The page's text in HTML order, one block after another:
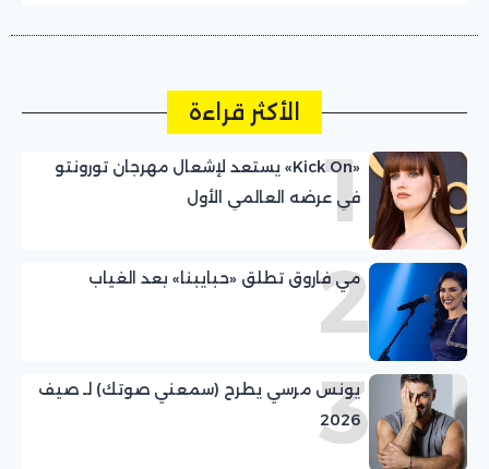
الأكثر قراءة
1
«Kick On» يستعد لإشعال مهرجان تورونتو
في عرضه العالمي الأول
2
مي فاروق تطلق «حبايبنا» بعد الغياب
3
يونس مرسي يطرح (سمعني صوتك) لـ صيف
2026